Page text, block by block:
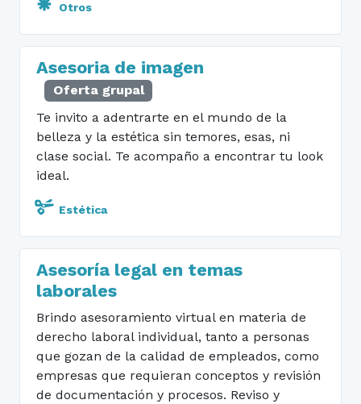
Otros
Asesoria de imagen
Oferta grupal
Te invito a adentrarte en el mundo de la
belleza y la estética sin temores, esas, ni
clase social. Te acompaño a encontrar tu look
ideal.
Estética
Asesoría legal en temas
laborales
Brindo asesoramiento virtual en materia de
derecho laboral individual, tanto a personas
que gozan de la calidad de empleados, como
empresas que requieran conceptos y revisión
de documentación y procesos. Reviso y